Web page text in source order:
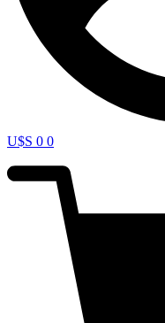
U$S 0 0